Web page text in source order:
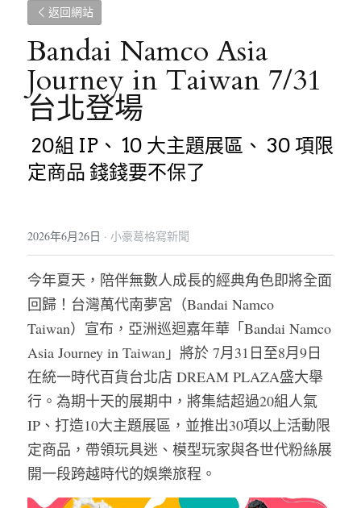
返回網站
Bandai Namco Asia
Journey in Taiwan 7/31
台北登場
20組 IP、 10 大主題展區、 30 項限
定商品 錢錢要不保了
2026年6月26日 · 小豪葛格寫新聞
今年夏天，陪伴無數人成長的經典角色即將全面
回歸！台灣萬代南夢宮（Bandai Namco
Taiwan）宣布，亞洲巡迴嘉年華「Bandai Namco
Asia Journey in Taiwan」將於 7月31日至8月9日
在統一時代百貨台北店 DREAM PLAZA盛大舉
行。為期十天的展期中，將集結超過20組人氣
IP、打造10大主題展區，並推出30項以上活動限
定商品，帶領玩具迷、模型玩家與各世代粉絲展
開一段跨越時代的娛樂旅程。